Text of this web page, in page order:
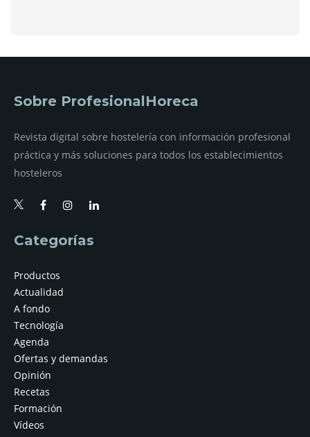
Sobre ProfesionalHoreca
Revista digital sobre hostelería con información profesional
práctica y más soluciones para todos los establecimientos
hosteleros
Categorías
Productos
Actualidad
A fondo
Tecnología
Agenda
Ofertas y demandas
Opinión
Recetas
Formación
Vídeos